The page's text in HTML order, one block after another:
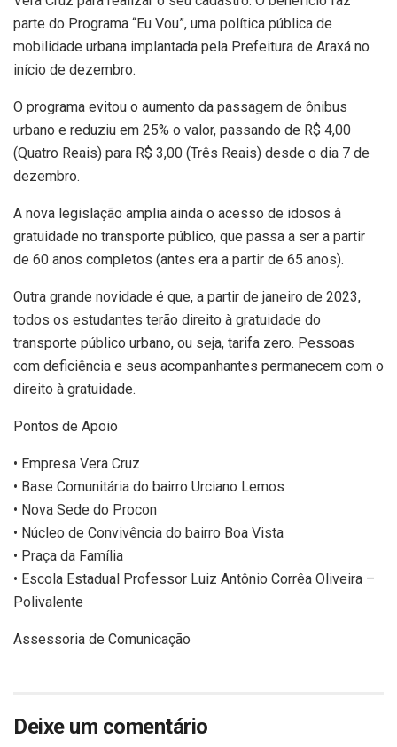
parte do Programa “Eu Vou”, uma política pública de
mobilidade urbana implantada pela Prefeitura de Araxá no
início de dezembro.
O programa evitou o aumento da passagem de ônibus
urbano e reduziu em 25% o valor, passando de R$ 4,00
(Quatro Reais) para R$ 3,00 (Três Reais) desde o dia 7 de
dezembro.
A nova legislação amplia ainda o acesso de idosos à
gratuidade no transporte público, que passa a ser a partir
de 60 anos completos (antes era a partir de 65 anos).
Outra grande novidade é que, a partir de janeiro de 2023,
todos os estudantes terão direito à gratuidade do
transporte público urbano, ou seja, tarifa zero. Pessoas
com deficiência e seus acompanhantes permanecem com o
direito à gratuidade.
Pontos de Apoio
• Empresa Vera Cruz
• Base Comunitária do bairro Urciano Lemos
• Nova Sede do Procon
• Núcleo de Convivência do bairro Boa Vista
• Praça da Família
• Escola Estadual Professor Luiz Antônio Corrêa Oliveira –
Polivalente
Assessoria de Comunicação
Deixe um comentário